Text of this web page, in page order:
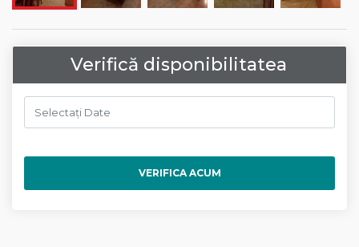
Verifică disponibilitatea
VERIFICA ACUM